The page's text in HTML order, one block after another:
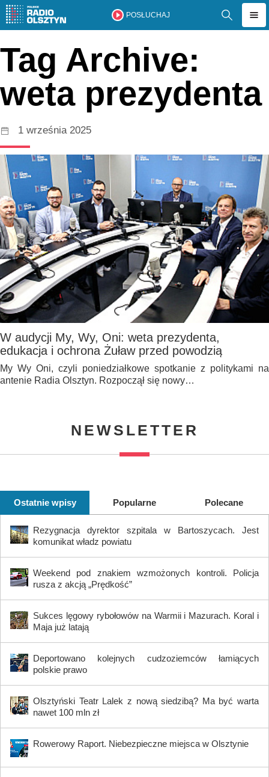
POSŁUCHAJ
Tag Archive:
weta prezydenta
1 września 2025
W audycji My, Wy, Oni: weta prezydenta,
edukacja i ochrona Żuław przed powodzią
My Wy Oni, czyli poniedziałkowe spotkanie z politykami na
antenie Radia Olsztyn. Rozpoczął się nowy…
NEWSLETTER
Ostatnie wpisy Popularne Polecane
Rezygnacja dyrektor szpitala w Bartoszycach. Jest
komunikat władz powiatu
Weekend pod znakiem wzmożonych kontroli. Policja
rusza z akcją „Prędkość”
Sukces lęgowy rybołowów na Warmii i Mazurach. Koral i
Maja już latają
Deportowano kolejnych cudzoziemców łamiących
polskie prawo
Olsztyński Teatr Lalek z nową siedzibą? Ma być warta
nawet 100 mln zł
Rowerowy Raport. Niebezpieczne miejsca w Olsztynie